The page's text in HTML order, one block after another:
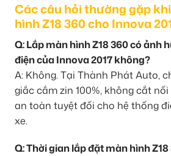
Các câu hỏi thường gặp
hình Z18 360 cho Innova
Q: Lắp màn hình Z18 360 có ảnh
điện của Innova 2017 không?
A: Không. Tại Thành Phát Auto,
giắc cắm zin 100%, không cắt
an toàn tuyệt đối cho hệ thống
xe.
Q: Thời gian lắp đặt màn hình